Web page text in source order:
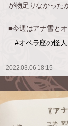
が物足りなかった
■今週はアナ雪と
#オペラ座の怪人
2022.03.06 18:15